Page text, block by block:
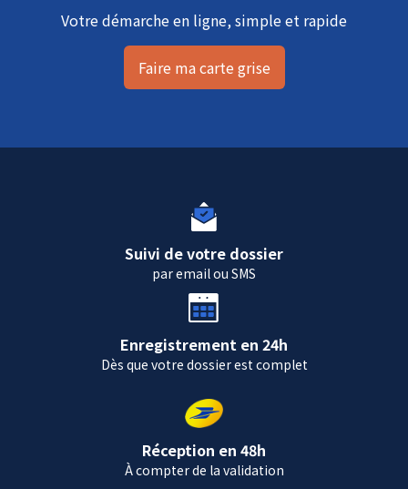
Votre démarche en ligne, simple et rapide
Faire ma carte grise
Suivi de votre dossier
par email ou SMS
Enregistrement en 24h
Dès que votre dossier est complet
Réception en 48h
À compter de la validation